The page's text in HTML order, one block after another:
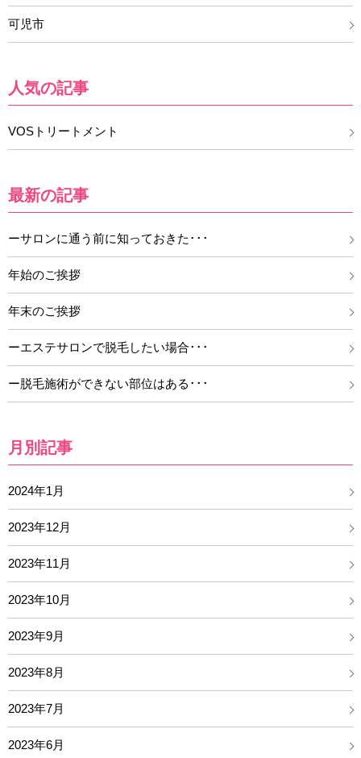
可児市
人気の記事
VOSトリートメント
最新の記事
ーサロンに通う前に知っておきた･･･
年始のご挨拶
年末のご挨拶
ーエステサロンで脱毛したい場合･･･
ー脱毛施術ができない部位はある･･･
月別記事
2024年1月
2023年12月
2023年11月
2023年10月
2023年9月
2023年8月
2023年7月
2023年6月